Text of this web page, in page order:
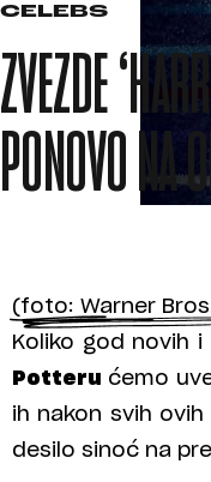
CELEBS
ZVEZDE
PONOVO NA
(foto: Warner
Koliko god novih
Potteru ćemo
ih nakon svih
desilo sinoć na